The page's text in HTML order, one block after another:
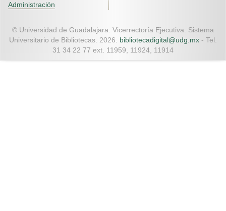
Administración
© Universidad de Guadalajara. Vicerrectoría Ejecutiva. Sistema
Universitario de Bibliotecas. 2026. bibliotecadigital@udg.mx - Tel.
31 34 22 77 ext. 11959, 11924, 11914